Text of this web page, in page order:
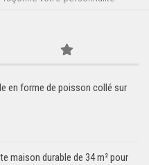
en forme de poisson collé sur
maison durable de 34 m² pour